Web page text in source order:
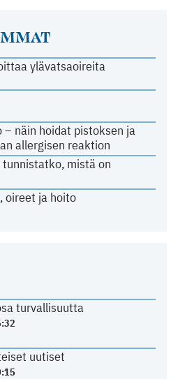
ylävatsaoireita
– näin hoidat pistoksen ja
allergisen reaktion
mistä on
oireet ja hoito
turvallisuutta
uutiset